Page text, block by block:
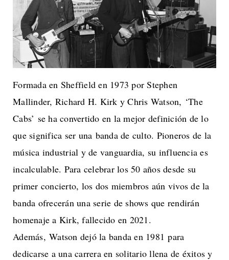
Formada en Sheffield en 1973 por Stephen
Mallinder, Richard H. Kirk y Chris Watson, ‘The
Cabs’ se ha convertido en la mejor definición de lo
que significa ser una banda de culto. Pioneros de la
música industrial y de vanguardia, su influencia es
incalculable. Para celebrar los 50 años desde su
primer concierto, los dos miembros aún vivos de la
banda ofrecerán una serie de shows que rendirán
homenaje a Kirk, fallecido en 2021.
Además, Watson dejó la banda en 1981 para
dedicarse a una carrera en solitario llena de éxitos y